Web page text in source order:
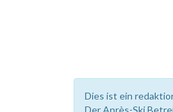
Dies ist ein